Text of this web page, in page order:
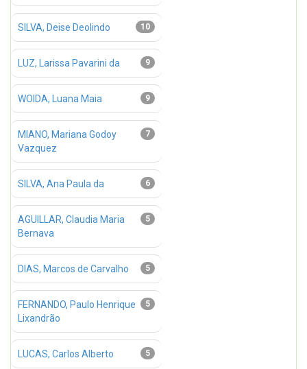
10
SILVA, Deise Deolindo
9
LUZ, Larissa Pavarini da
9
WOIDA, Luana Maia
7
MIANO, Mariana Godoy
Vazquez
6
SILVA, Ana Paula da
5
AGUILLAR, Claudia Maria
Bernava
5
DIAS, Marcos de Carvalho
5
FERNANDO, Paulo Henrique
Lixandrão
5
LUCAS, Carlos Alberto